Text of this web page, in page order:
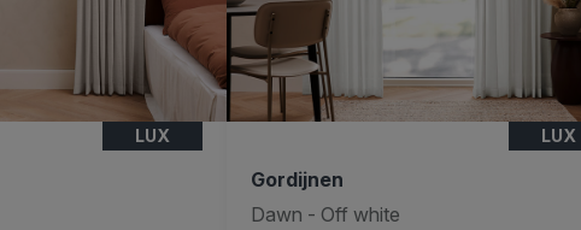
LUX LUX
Gordijnen
Dawn - Off white